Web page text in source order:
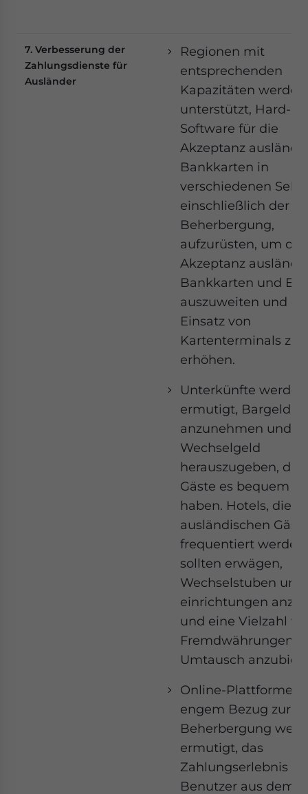
7. Verbesserung der
Zahlungsdienste für
Ausländer
Regionen mit
entsprechenden
Kapazitäten
unterstützt, Hard-
Software für die
Akzeptanz
Bankkarten in
verschiedenen
einschließlich der
Beherbergung,
aufzurüsten, um die
Akzeptanz
Bankkarten und E-
auszuweiten und
Einsatz von
Kartenterminals zu
erhöhen.
Unterkünfte werden
ermutigt, Bargeld
anzunehmen und
Wechselgeld
herauszugeben,
Gäste es bequem
haben. Hotels, die
ausländischen
frequentiert werden,
sollten erwägen,
Wechselstuben und
einrichtungen
und eine Vielzahl
Fremdwährungen
Umtausch
Online-Plattformen
engem Bezug zur
Beherbergung
ermutigt, das
Zahlungserlebnis für
Benutzer aus dem